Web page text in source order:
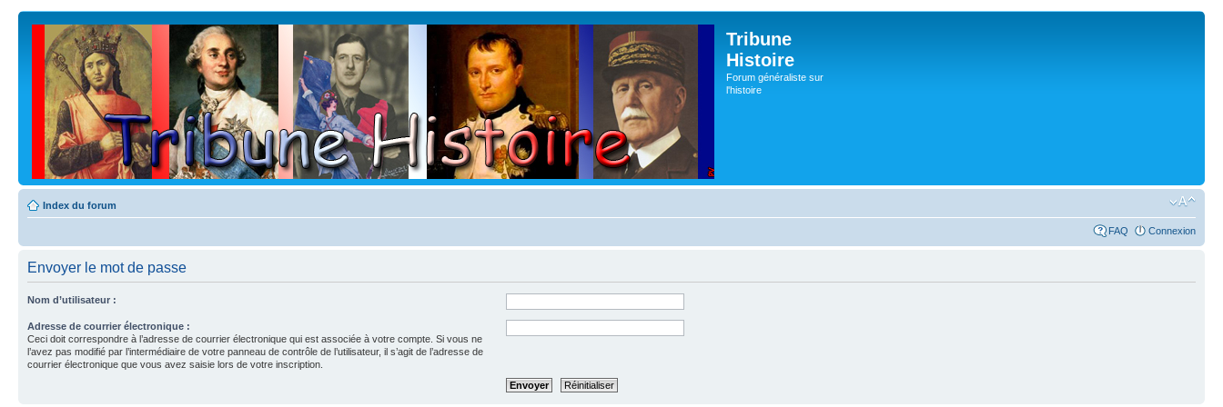
Tribune
Histoire
Forum généraliste sur
l'histoire
Index du forum
FAQ Connexion
Envoyer le mot de passe
Nom d’utilisateur :
Adresse de courrier électronique :
Ceci doit correspondre à l’adresse de courrier électronique qui est associée à votre compte. Si vous ne
l’avez pas modifié par l’intermédiaire de votre panneau de contrôle de l’utilisateur, il s’agit de l’adresse de
courrier électronique que vous avez saisie lors de votre inscription.